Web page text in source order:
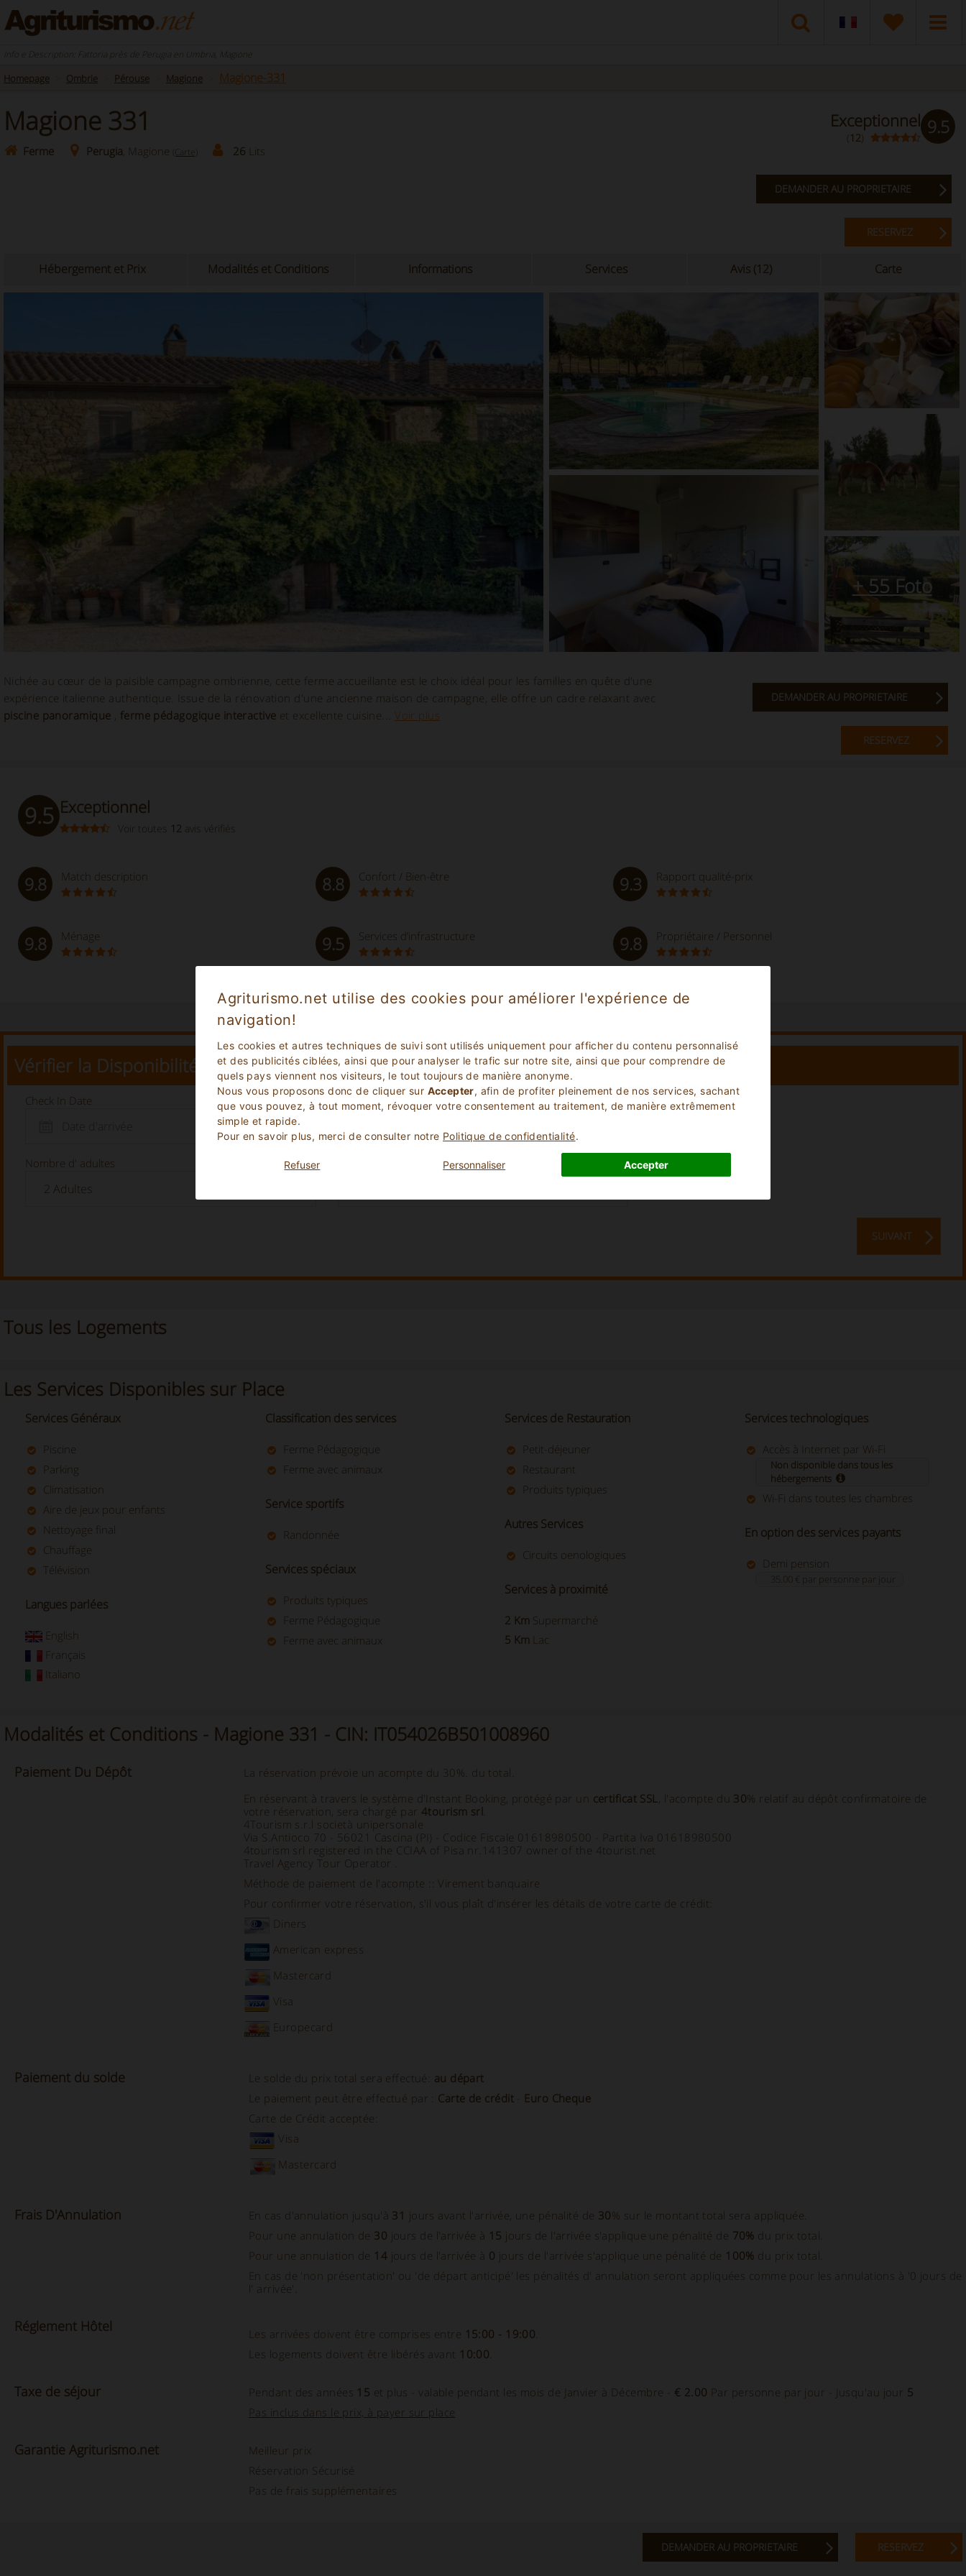
Agriturismo.net utilise des cookies pour améliorer l'expérience de
navigation!
Les cookies et autres techniques de suivi sont utilisés uniquement pour afficher du contenu personnalisé
et des publicités ciblées, ainsi que pour analyser le trafic sur notre site, ainsi que pour comprendre de
quels pays viennent nos visiteurs, le tout toujours de manière anonyme.
Nous vous proposons donc de cliquer sur Accepter, afin de profiter pleinement de nos services, sachant
que vous pouvez, à tout moment, révoquer votre consentement au traitement, de manière extrêmement
simple et rapide.
Pour en savoir plus, merci de consulter notre Politique de confidentialité.
Refuser Personnaliser Accepter
Info e Description: Fattoria près de Perugia en Umbria, Magione
Homepage Ombrie Pérouse Magione Magione-331
Magione 331
Ferme Perugia, Magione (Carte) 26 Lits
Exceptionnel
( 12) 9.5
DEMANDER AU PROPRIETAIRE
RESERVEZ
Hébergement et Prix Modalités et Conditions Informations Services Avis (12) Carte
+ 55 Foto
Nichée au cœur de la paisible campagne ombrienne, cette ferme accueillante est le choix idéal pour les familles en quête d'une
expérience italienne authentique. Issue de la rénovation d'une ancienne maison de campagne, elle offre un cadre relaxant avec
piscine panoramique , ferme pédagogique interactive et excellente cuisine... Voir plus
DEMANDER AU PROPRIETAIRE
RESERVEZ
9.5 Exceptionnel
Voir toutes 12 avis vérifiés
9.8 Match description 8.8 Confort / Bien-être 9.3 Rapport qualité-prix
9.8 Ménage 9.5 Services d’infrastructure 9.8 Propriétaire / Personnel
Vérifier la Disponibilité
Check In Date Check Out Date
Nombre d' adultes
SUIVANT
Tous les Logements
Les Services Disponibles sur Place
Services Généraux
Piscine
Parking
Climatisation
Aire de jeux pour enfants
Nettoyage final
Chauffage
Télévision
Classification des services
Ferme Pédagogique
Ferme avec animaux
Services de Restauration
Petit-déjeuner
Restaurant
Produits typiques
Services technologiques
Accès à Internet par Wi-Fi
Non disponible dans tous les
hébergements
Wi-Fi dans toutes les chambres
Service sportifs
Randonnée
Autres Services
Circuits oenologiques
En option des services payants
Demi pension
35.00 € par personne par jour
Services spéciaux
Produits typiques
Ferme Pédagogique
Ferme avec animaux
Services à proximité
2 Km Supermarché
5 Km Lac
Langues parlées
English
Français
Italiano
Modalités et Conditions - Magione 331 - CIN: IT054026B501008960
Paiement Du Dépôt
La réservation prévoie un acompte du 30%. du total.
En réservant à travers le système d'Instant Booking, protégé par un certificat SSL, l'acompte du 30% relatif au dépôt confirmatoire de
votre réservation, sera chargé par 4tourism srl.
4Tourism s.r.l società unipersonale
Via S.Antioco 70 - 56021 Cascina (PI) - Codice Fiscale 01618980500 - Partita Iva 01618980500
4tourism srl registered in the CCIAA of Pisa nr.141307 owner of the 4tourist.net
Travel Agency Tour Operator .
Méthode de paiement de l'acompte :: Virement banquaire
Pour confirmer votre réservation, s'il vous plaît d'insérer les détails de votre carte de crédit:
Diners
American express
Mastercard
Visa
Europecard
Paiement du solde Le solde du prix total sera effectué: au départ
Le paiement peut être effectué par : Carte de crédit
Euro Cheque
Carte de Crédit acceptée:
Visa
Mastercard
Frais D'Annulation En cas d'annulation jusqu'à 31 jours avant l'arrivée, une pénalité de 30% sur le montant total sera appliquée.
Pour une annulation de 30 jours de l'arrivée à 15 jours de l'arrivée s'applique une pénalité de 70% du prix total.
Pour une annulation de 14 jours de l'arrivée à 0 jours de l'arrivée s'applique une pénalité de 100% du prix total.
En cas de 'non présentation' ou 'de départ anticipé' les pénalités d' annulation seront appliquées comme pour les annulations à '0 jours de
l' arrivée'.
Réglement Hôtel Les arrivées doivent être comprises entre 15:00 - 19:00.
Les logements doivent être libérés avant 10:00.
Taxe de séjour Pendant des années 15 et plus - valable pendant les mois de Janvier à Décembre - € 2.00 Par personne par jour - Jusqu'au jour 5
Pas inclus dans le prix, à payer sur place
Garantie Agriturismo.net
Meilleur prix
Réservation Sécurisé
Pas de frais supplémentaires
DEMANDER AU PROPRIETAIRE RESERVEZ